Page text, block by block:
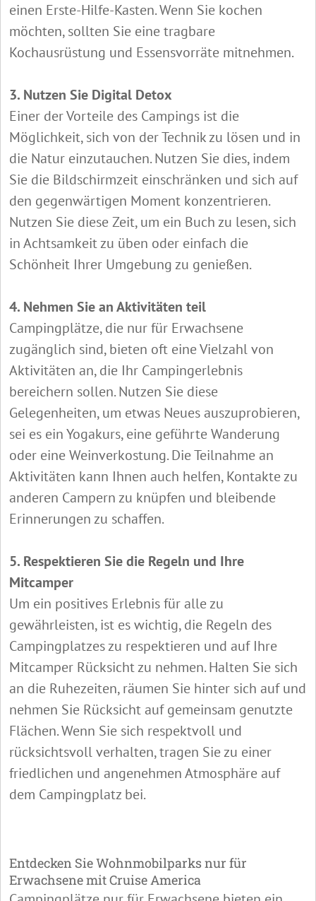
einen Erste-Hilfe-Kasten. Wenn Sie kochen
möchten, sollten Sie eine tragbare
Kochausrüstung und Essensvorräte mitnehmen.
3. Nutzen Sie Digital Detox
Einer der Vorteile des Campings ist die
Möglichkeit, sich von der Technik zu lösen und in
die Natur einzutauchen. Nutzen Sie dies, indem
Sie die Bildschirmzeit einschränken und sich auf
den gegenwärtigen Moment konzentrieren.
Nutzen Sie diese Zeit, um ein Buch zu lesen, sich
in Achtsamkeit zu üben oder einfach die
Schönheit Ihrer Umgebung zu genießen.
4. Nehmen Sie an Aktivitäten teil
Campingplätze, die nur für Erwachsene
zugänglich sind, bieten oft eine Vielzahl von
Aktivitäten an, die Ihr Campingerlebnis
bereichern sollen. Nutzen Sie diese
Gelegenheiten, um etwas Neues auszuprobieren,
sei es ein Yogakurs, eine geführte Wanderung
oder eine Weinverkostung. Die Teilnahme an
Aktivitäten kann Ihnen auch helfen, Kontakte zu
anderen Campern zu knüpfen und bleibende
Erinnerungen zu schaffen.
5. Respektieren Sie die Regeln und Ihre
Mitcamper
Um ein positives Erlebnis für alle zu
gewährleisten, ist es wichtig, die Regeln des
Campingplatzes zu respektieren und auf Ihre
Mitcamper Rücksicht zu nehmen. Halten Sie sich
an die Ruhezeiten, räumen Sie hinter sich auf und
nehmen Sie Rücksicht auf gemeinsam genutzte
Flächen. Wenn Sie sich respektvoll und
rücksichtsvoll verhalten, tragen Sie zu einer
friedlichen und angenehmen Atmosphäre auf
dem Campingplatz bei.
Entdecken Sie Wohnmobilparks nur für
Erwachsene mit Cruise America